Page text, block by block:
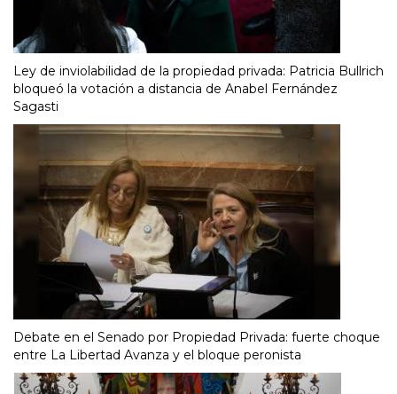
Ley de inviolabilidad de la propiedad privada: Patricia Bullrich
bloqueó la votación a distancia de Anabel Fernández
Sagasti
Debate en el Senado por Propiedad Privada: fuerte choque
entre La Libertad Avanza y el bloque peronista